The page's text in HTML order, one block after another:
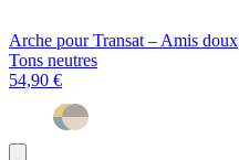
Arche pour Transat – Amis doux
Tons neutres
54,90 €